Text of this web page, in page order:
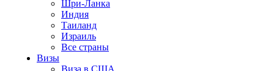
Шри-Ланка
Индия
Таиланд
Израиль
Все страны
Визы
Виза в США